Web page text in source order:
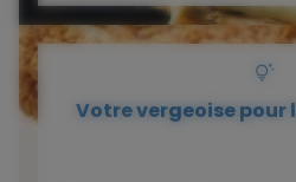
Votre vergeoise pour